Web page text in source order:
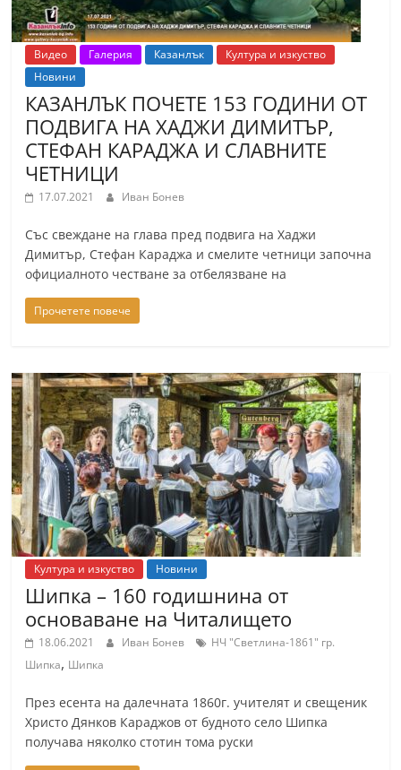
Видео Галерия Казанлък
Култура и изкуство
Новини
КАЗАНЛЪК ПОЧЕТЕ 153 ГОДИНИ ОТ
ПОДВИГА НА ХАДЖИ ДИМИТЪР,
СТЕФАН КАРАДЖА И СЛАВНИТЕ
ЧЕТНИЦИ
17.07.2021 Иван Бонев
Със свеждане на глава пред подвига на Хаджи
Димитър, Стефан Караджа и смелите четници започна
официалното честване за отбелязване на
Прочетете повече
Култура и изкуство Новини
Шипка – 160 годишнина от
основаване на Читалището
18.06.2021 Иван Бонев
НЧ "Светлина-1861" гр.
Шипка, Шипка
През есента на далечната 1860г. учителят и свещеник
Христо Дянков Караджов от будното село Шипка
получава няколко стотин тома руски